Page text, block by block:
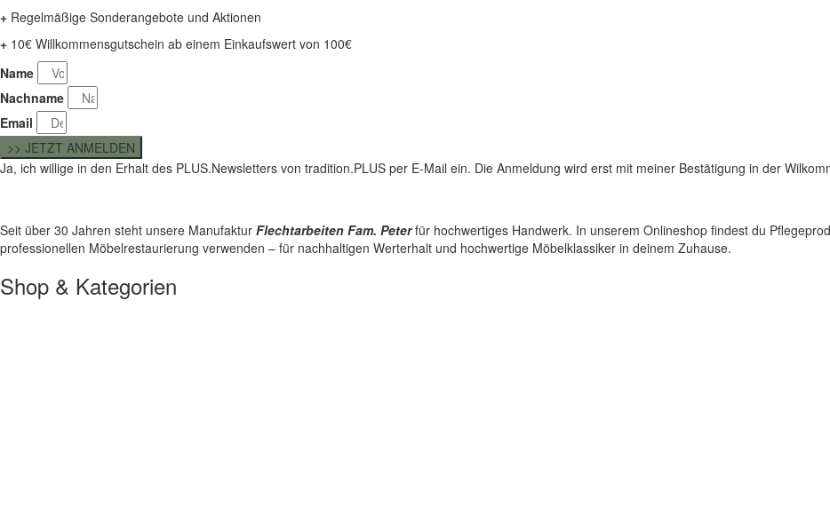
+ Regelmäßige Sonderangebote und Aktionen
+ 10€ Willkommensgutschein ab einem Einkaufswert von 100€
Name
Nachname
Email
>> JETZT ANMELDEN
Ja, ich willige in den Erhalt des PLUS.Newsletters von tradition.PLUS per E-Mail ein. Die Anmeldung wird erst mit meiner Bestätigung in der
Seit über 30 Jahren steht unsere Manufaktur Flechtarbeiten Fam. Peterfür hochwertiges Handwerk. In unserem Onlineshop findest du
professionellen Möbelrestaurierung verwenden – für nachhaltigen Werterhalt und hochwertige Möbelklassiker in deinem Zuhause.
Shop & Kategorien